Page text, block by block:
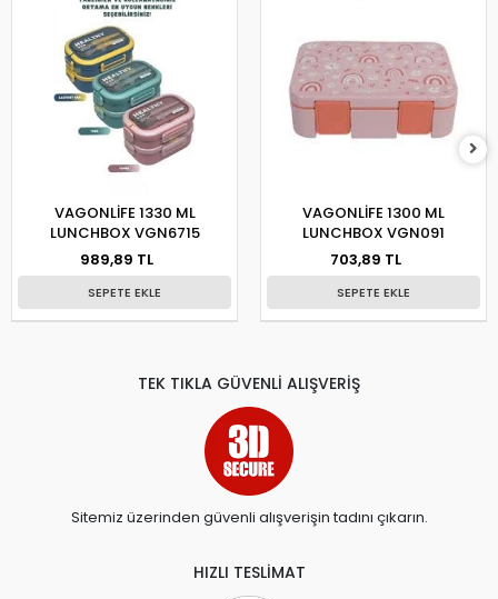
VAGONLİFE 1330 ML
LUNCHBOX VGN6715
989,89 TL
SEPETE EKLE
VAGONLİFE 1300 ML
LUNCHBOX VGN091
703,89 TL
SEPETE EKLE
TEK TIKLA GÜVENLİ ALIŞVERİŞ
Sitemiz üzerinden güvenli alışverişin tadını çıkarın.
HIZLI TESLİMAT